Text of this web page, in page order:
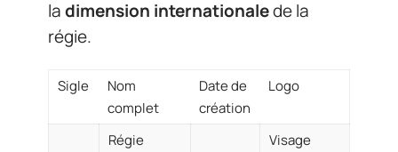
ladimension internationalede la
régie.
Sigle
Nom
complet
Date de
création
Logo
Régie
Visage